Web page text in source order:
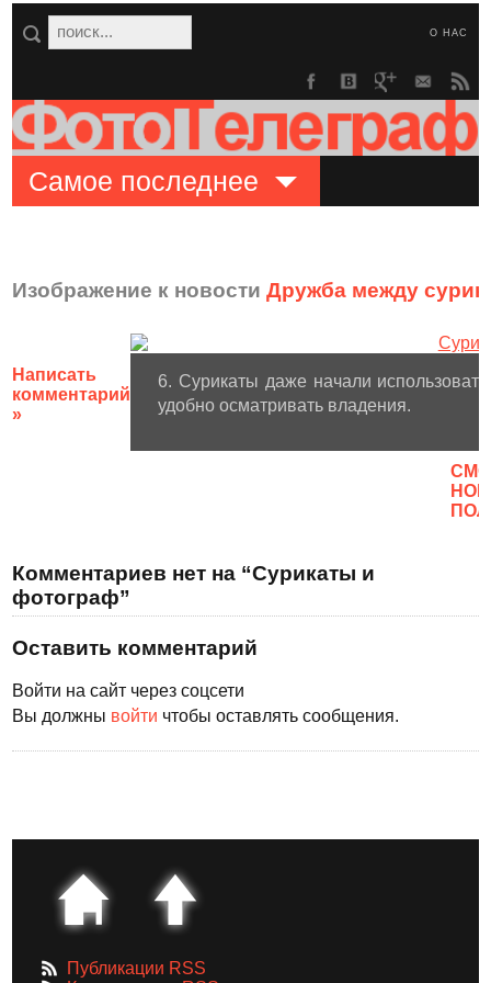
О НАС
Самое последнее
Изображение к новостиДружба между
Написать
комментарий
»
6. Сурикаты даже начали
удобно осматривать владения.
Комментариев нет на “Сурикаты и
фотограф”
Оставить комментарий
Войти на сайт через соцсети
Вы должны войти чтобы оставлять сообщения.
Публикации RSS